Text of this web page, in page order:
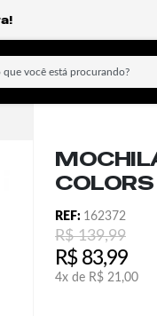
REF: 162372
R$139,99
R$83,99
4x de R$ 21,00